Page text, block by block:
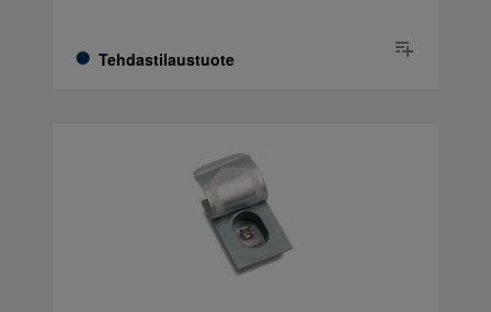
Tehdastilaustuote